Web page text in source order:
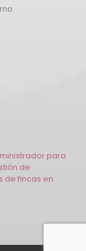
para
de
de fincas en